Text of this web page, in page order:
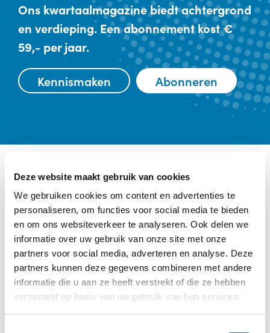
Deze website maakt gebruik van cookies
We gebruiken cookies om content en advertenties te
personaliseren, om functies voor social media te bieden
en om ons websiteverkeer te analyseren. Ook delen we
informatie over uw gebruik van onze site met onze
partners voor social media, adverteren en analyse. Deze
partners kunnen deze gegevens combineren met andere
informatie die u aan ze heeft verstrekt of die ze hebben
verzameld op basis van uw gebruik van hun services.
Ons kwartaalmagazine biedt achtergrond
en verdieping. Een abonnement kost €
59,- per jaar.
Kennismaken Abonneren
Ander interessant nieuws
Categorie:Recensies,
Zwangerschap